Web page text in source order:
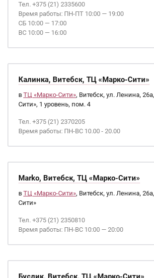
Тел. +375 (21) 2335600
Время работы: ПН-ПТ 10:00 — 19:00
СБ 10:00 — 17:00
ВС 10:00 — 16:00
Калинка, Витебск, ТЦ «Марко-Сити»
в ТЦ «Марко-Сити», Витебск, ул. Ленина,
Сити», 1 уровень, пом. 4
Тел. +375 (21) 2370205
Время работы: ПН-ВС 10.00 - 20.00
Marko, Витебск, ТЦ «Марко-Сити»
в ТЦ «Марко-Сити», Витебск, ул. Ленина,
Сити»
Тел. +375 (21) 2350810
Время работы: ПН-ВС 10:00 — 20:00